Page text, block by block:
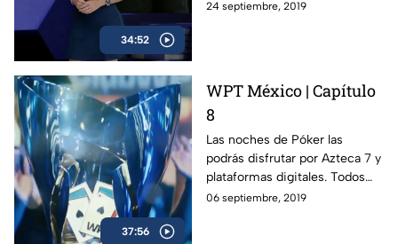
34:52
los viernes a las 11 PM.
24 septiembre, 2019
37:56
WPT México | Capítulo
8
Las noches de Póker las
podrás disfrutar por Azteca 7 y
plataformas digitales. Todos
los viernes a las 11 PM.
06 septiembre, 2019